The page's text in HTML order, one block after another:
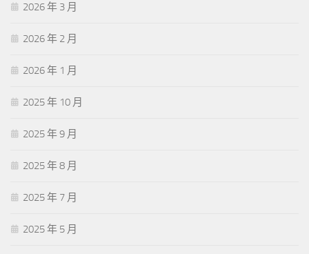
2026 年 3 月
2026 年 2 月
2026 年 1 月
2025 年 10 月
2025 年 9 月
2025 年 8 月
2025 年 7 月
2025 年 5 月